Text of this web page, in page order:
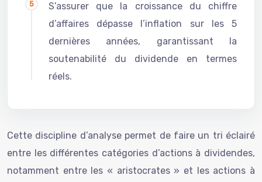
S’assurer que la croissance du chiffre
d’affaires dépasse l’inflation sur les 5
dernières années, garantissant la
soutenabilité du dividende en termes
réels.
Cette discipline d’analyse permet de faire un tri éclairé
entre les différentes catégories d’actions à dividendes,
notamment entre les « aristocrates » et les actions à